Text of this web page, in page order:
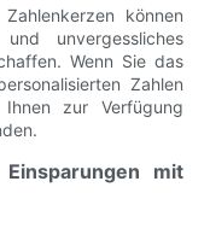
können
unvergessliches
Wenn Sie das
Zahlen
zur Verfügung
mit